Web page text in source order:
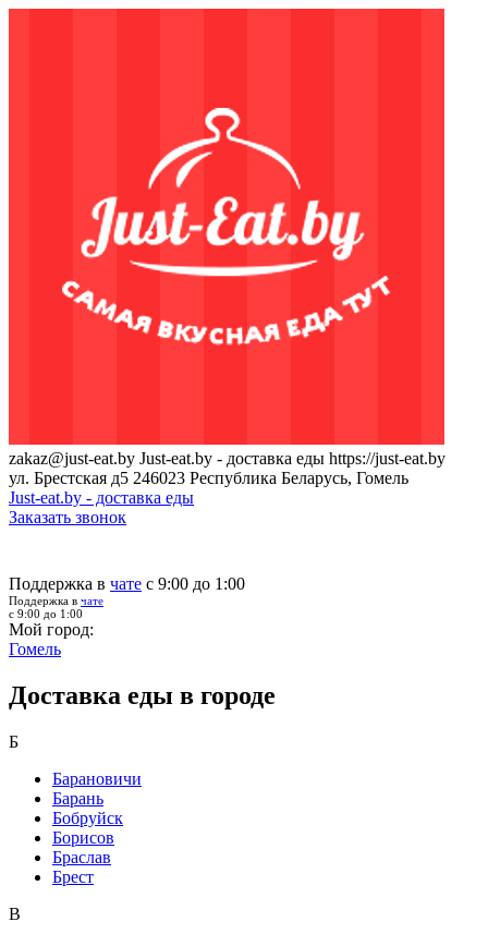
zakaz@just-eat.by Just-eat.by - доставка еды https://just-eat.by
ул. Брестская д5 246023 Республика Беларусь, Гомель
Just-eat.by - доставка еды
Заказать звонок
Поддержка в чате с 9:00 до 1:00
Поддержка в чате
с 9:00 до 1:00
Мой город:
Гомель
Доставка еды в городе
Б
Барановичи
Барань
Бобруйск
Борисов
Браслав
Брест
В